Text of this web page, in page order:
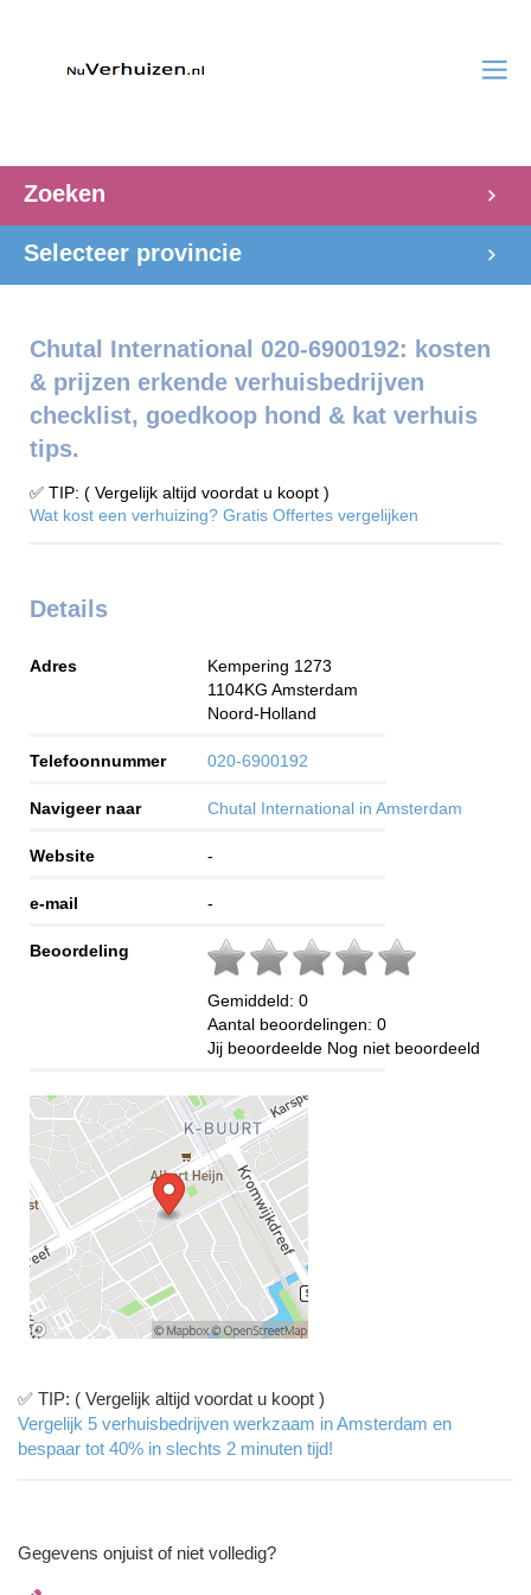
Zoeken
Selecteer provincie
Chutal International 020-6900192: kosten
& prijzen erkende verhuisbedrijven
checklist, goedkoop hond & kat verhuis
tips.
✅ TIP: ( Vergelijk altijd voordat u koopt )
Wat kost een verhuizing? Gratis Offertes vergelijken
Details
Adres
Kempering 1273
1104KG Amsterdam
Noord-Holland
Telefoonnummer 020-6900192
Navigeer naar Chutal International in Amsterdam
Website -
e-mail -
Beoordeling
Gemiddeld: 0
Aantal beoordelingen: 0
Jij beoordeelde Nog niet beoordeeld
✅ TIP: ( Vergelijk altijd voordat u koopt )
Vergelijk 5 verhuisbedrijven werkzaam in Amsterdam en
bespaar tot 40% in slechts 2 minuten tijd!
Gegevens onjuist of niet volledig?